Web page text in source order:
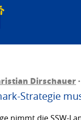
Dirschauer
Strategie